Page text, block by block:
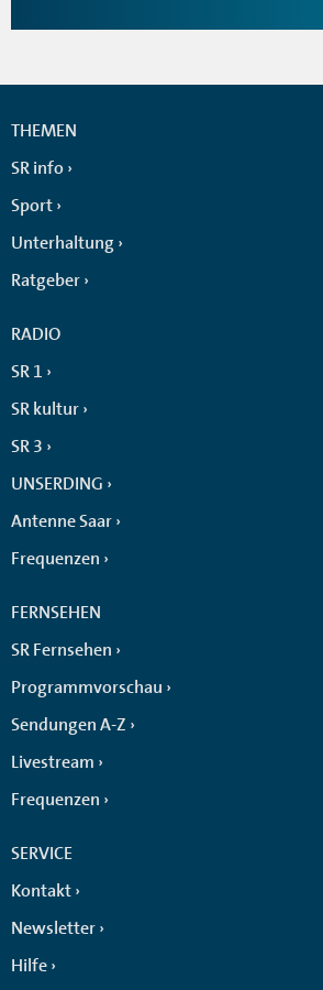
THEMEN
SR info
Sport
Unterhaltung
Ratgeber
RADIO
SR 1
SR kultur
SR 3
UNSERDING
Antenne Saar
Frequenzen
FERNSEHEN
SR Fernsehen
Programmvorschau
Sendungen A-Z
Livestream
Frequenzen
SERVICE
Kontakt
Newsletter
Hilfe